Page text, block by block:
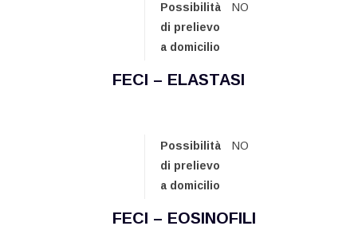
Possibilità
di prelievo
a domicilio
NO
FECI – ELASTASI
Possibilità
di prelievo
a domicilio
NO
FECI – EOSINOFILI